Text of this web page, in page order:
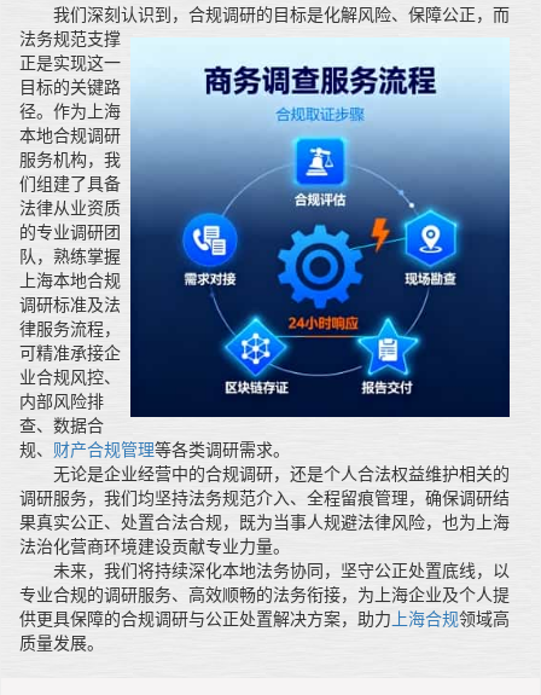
我们深刻认识到，合规调研的目标是化解风险、保障公正， 而
法务规范支撑
正是实现这一
目标的关键路
径。作为上海
本地合规调研
服务机构，我
们组建了具备
法律从业资质
的专业调研团
队，熟练掌握
上海本地合规
调研标准及法
律服务流程，
可精准承接企
业合规风控、
内部风险排
查、数据合
规、 财产合规管理等各类调研需求。
无论是企业经营中的合规调研，还是个人合法权益维护相关的
调研服务，我们均坚持法务规范介入、全程留痕管理，确保调研结
果真实公正、处置合法合规，既为当事人规避法律风险，也为上海
法治化营商环境建设贡献专业力量。
未来，我们将持续深化本地法务协同，坚守公正处置底线，以
专业合规的调研服务、高效顺畅的法务衔接，为上海企业及个人提
供更具保障的合规调研与公正处置解决方案，助力 上海合规领域高
质量发展。